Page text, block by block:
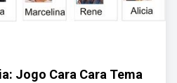
Jogo Cara Cara Tema